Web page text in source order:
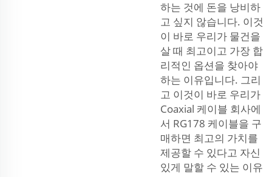
하는 것에 돈을 낭비하
고 싶지 않습니다. 이것
이 바로 우리가 물건을
살 때 최고이고 가장 합
리적인 옵션을 찾아야
하는 이유입니다. 그리
고 이것이 바로 우리가
Coaxial 케이블 회사에
서 RG178 케이블을 구
매하면 최고의 가치를
제공할 수 있다고 자신
있게 말할 수 있는 이유